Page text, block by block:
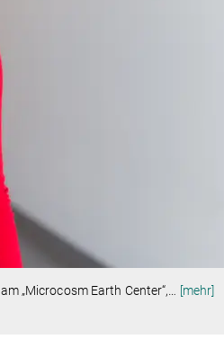
„Microcosm Earth Center“,… [mehr]